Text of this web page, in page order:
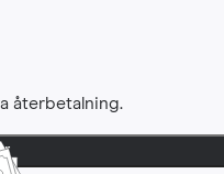
återbetalning.